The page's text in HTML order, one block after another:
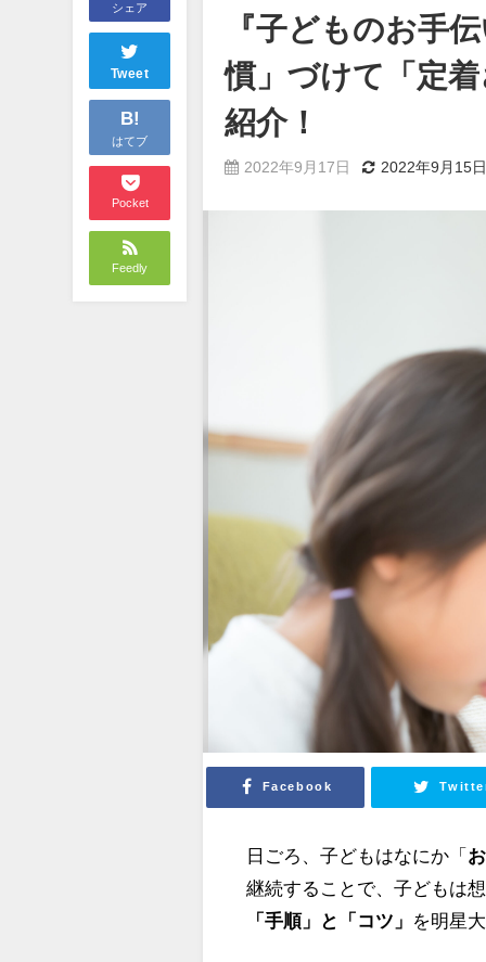
シェア
Tweet
B!
はてブ
Pocket
Feedly
『子どものお手
慣」づけて「定
紹介！
2022年9月17日 2022年9月15
Facebook
日ごろ、子どもはなにか「
継続することで、子どもは
「手順」と「コツ」
を明星